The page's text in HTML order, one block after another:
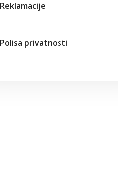
Reklamacije
Polisa privatnosti